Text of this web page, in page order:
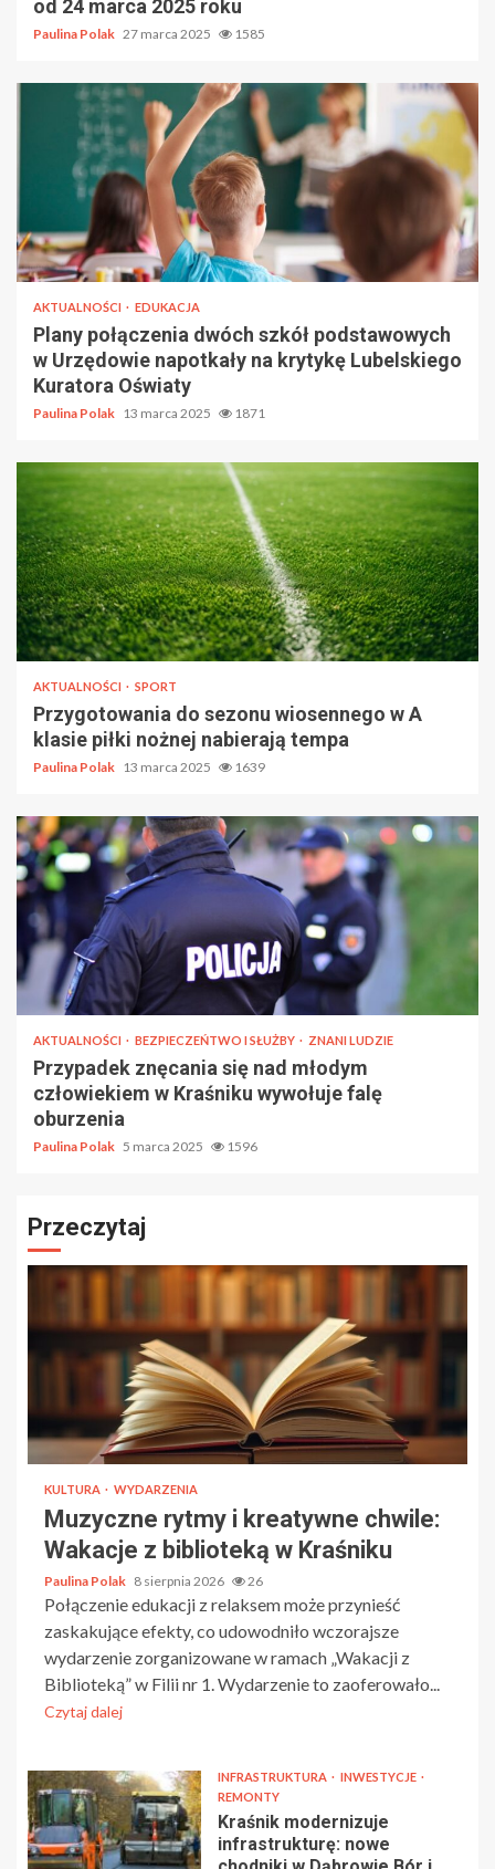
od 24 marca 2025 roku
Paulina Polak 27 marca 2025 1585
AKTUALNOŚCI EDUKACJA
Plany połączenia dwóch szkół podstawowych
w Urzędowie napotkały na krytykę Lubelskiego
Kuratora Oświaty
Paulina Polak 13 marca 2025 1871
AKTUALNOŚCI SPORT
Przygotowania do sezonu wiosennego w A
klasie piłki nożnej nabierają tempa
Paulina Polak 13 marca 2025 1639
AKTUALNOŚCI BEZPIECZEŃTWO I SŁUŻBY ZNANI LUDZIE
Przypadek znęcania się nad młodym
człowiekiem w Kraśniku wywołuje falę
oburzenia
Paulina Polak 5 marca 2025 1596
Przeczytaj
KULTURA WYDARZENIA
Muzyczne rytmy i kreatywne chwile:
Wakacje z biblioteką w Kraśniku
Paulina Polak 8 sierpnia 2026 26
Połączenie edukacji z relaksem może przynieść
zaskakujące efekty, co udowodniło wczorajsze
wydarzenie zorganizowane w ramach „Wakacji z
Biblioteką” w Filii nr 1. Wydarzenie to zaoferowało...
Czytaj dalej
INFRASTRUKTURA
INWESTYCJE
REMONTY
Kraśnik modernizuje
infrastrukturę: nowe